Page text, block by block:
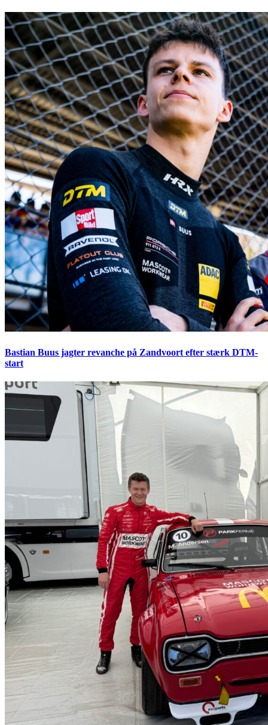
Bastian Buus jagter revanche på Zandvoort efter stærk DTM-
start